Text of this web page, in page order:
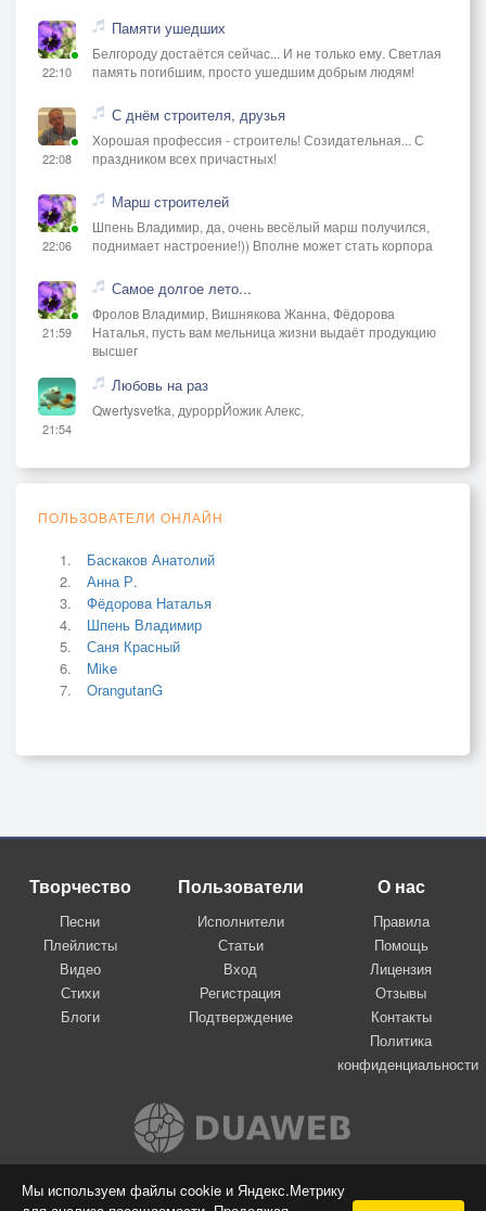
Мы используем файлы cookie и Яндекс.Метрику
22:10
Памяти ушедших
Белгороду достаётся сейчас... И не только ему. Светлая
память погибшим, просто ушедшим добрым людям!
22:08
С днём строителя, друзья
Хорошая профессия - строитель! Созидательная... С
праздником всех причастных!
22:06
Марш строителей
Шпень Владимир, да, очень весёлый марш получился,
поднимает настроение!)) Вполне может стать корпора
21:59
Самое долгое лето...
Фролов Владимир, Вишнякова Жанна, Фёдорова
Наталья, пусть вам мельница жизни выдаёт продукцию
высшег
21:54
Любовь на раз
Qwertysvetka, дуроррЙожик Алекс,
ПОЛЬЗОВАТЕЛИ ОНЛАЙН
Баскаков Анатолий
Анна Р.
Фёдорова Наталья
Шпень Владимир
Саня Красный
Mike
OrangutanG
Творчество
Песни
Плейлисты
Видео
Стихи
Блоги
Пользователи
Исполнители
Статьи
Вход
Регистрация
Подтверждение
О нас
Правила
Помощь
Лицензия
Отзывы
Контакты
Политика
конфиденциальности
Вконтакте